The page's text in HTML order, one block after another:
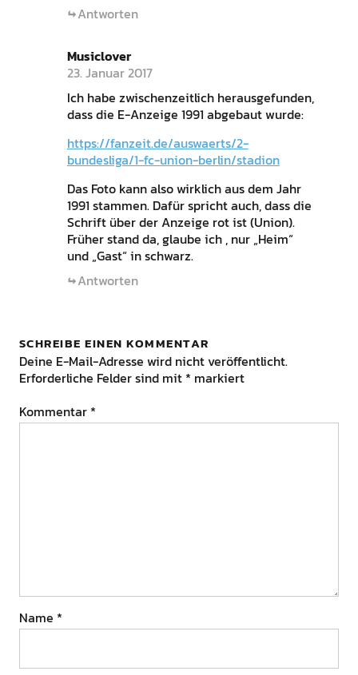
Antworten
Musiclover
23. Januar 2017
Ich habe zwischenzeitlich herausgefunden,
dass die E-Anzeige 1991 abgebaut wurde:
https://fanzeit.de/auswaerts/2-
bundesliga/1-fc-union-berlin/stadion
Das Foto kann also wirklich aus dem Jahr
1991 stammen. Dafür spricht auch, dass die
Schrift über der Anzeige rot ist (Union).
Früher stand da, glaube ich , nur „Heim“
und „Gast“ in schwarz.
Antworten
SCHREIBE EINEN KOMMENTAR
Deine E-Mail-Adresse wird nicht veröffentlicht.
Erforderliche Felder sind mit * markiert
Kommentar *
Name *